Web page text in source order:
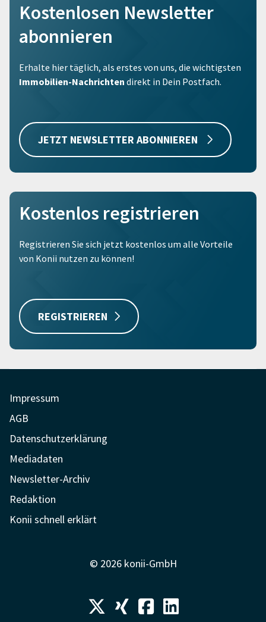
Kostenlosen Newsletter
abonnieren
Erhalte hier täglich, als erstes von uns, die wichtigsten
Immobilien-Nachrichten direkt in Dein Postfach.
JETZT NEWSLETTER ABONNIEREN
Kostenlos registrieren
Registrieren Sie sich jetzt kostenlos um alle Vorteile
von Konii nutzen zu können!
REGISTRIEREN
Impressum
AGB
Datenschutzerklärung
Mediadaten
Newsletter-Archiv
Redaktion
Konii schnell erklärt
© 2026 konii-GmbH